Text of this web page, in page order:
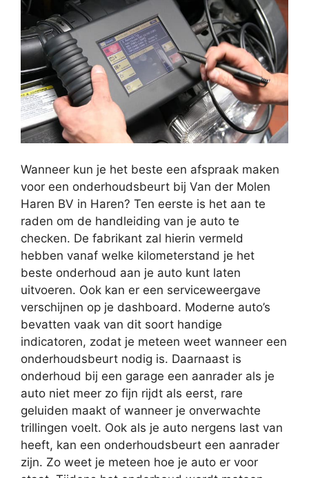
Wanneer kun je het beste een afspraak maken
voor een onderhoudsbeurt bij Van der Molen
Haren BV in Haren? Ten eerste is het aan te
raden om de handleiding van je auto te
checken. De fabrikant zal hierin vermeld
hebben vanaf welke kilometerstand je het
beste onderhoud aan je auto kunt laten
uitvoeren. Ook kan er een serviceweergave
verschijnen op je dashboard. Moderne auto’s
bevatten vaak van dit soort handige
indicatoren, zodat je meteen weet wanneer een
onderhoudsbeurt nodig is. Daarnaast is
onderhoud bij een garage een aanrader als je
auto niet meer zo fijn rijdt als eerst, rare
geluiden maakt of wanneer je onverwachte
trillingen voelt. Ook als je auto nergens last van
heeft, kan een onderhoudsbeurt een aanrader
zijn. Zo weet je meteen hoe je auto er voor